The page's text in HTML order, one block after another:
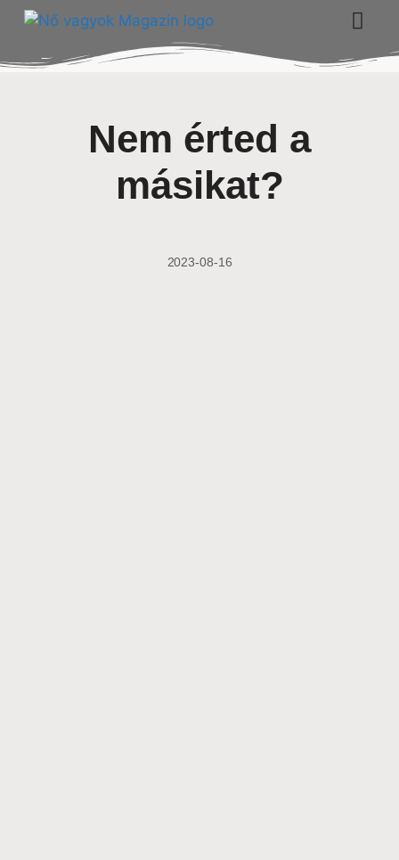
Nem érted a
másikat?
2023-08-16